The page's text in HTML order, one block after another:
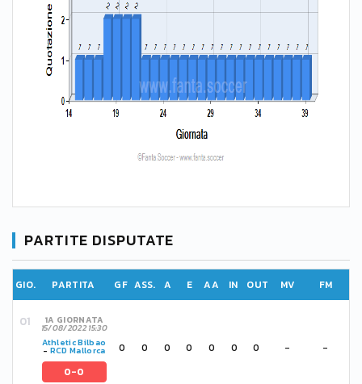
PARTITE DISPUTATE
GIO. PARTITA GF ASS. A E AA IN OUT MV FM
1A GIORNATA
15/08/2022 15:30
Athletic Bilbao
- RCD Mallorca
0-0
0 0 0 0 0 0 0 - -